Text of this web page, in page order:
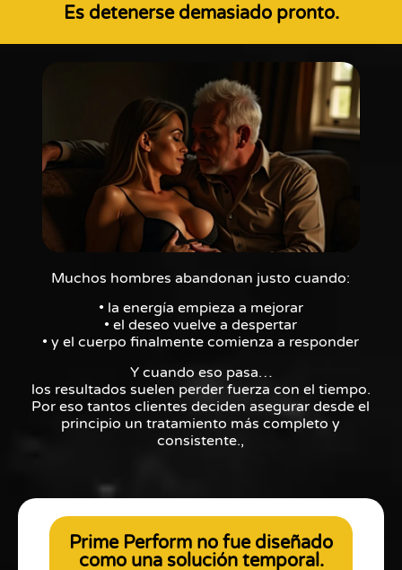
Es detenerse demasiado pronto.
Muchos hombres abandonan justo cuando:
• la energía empieza a mejorar
• el deseo vuelve a despertar
• y el cuerpo finalmente comienza a responder
Y cuando eso pasa…
los resultados suelen perder fuerza con el tiempo.
Por eso tantos clientes deciden asegurar desde el
principio un tratamiento más completo y
consistente.,
Prime Perform no fue diseñado
como una solución temporal.